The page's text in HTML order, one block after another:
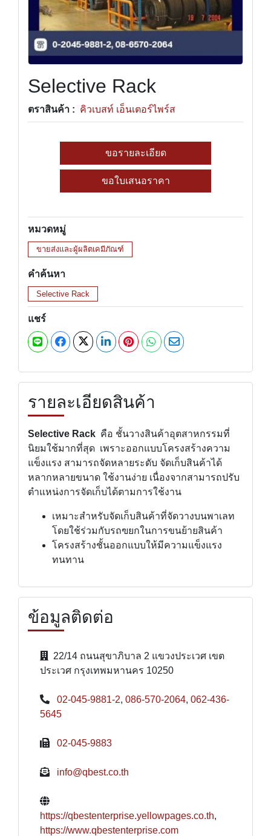
Selective Rack
ตราสินค้า : คิวเบสท์ เอ็นเตอร์ไพร์ส
ขอรายละเอียด
ขอใบเสนอราคา
หมวดหมู่
ขายส่งและผู้ผลิตเคมีภัณฑ์
คำค้นหา
Selective Rack
แชร์
รายละเอียดสินค้า
Selective Rack คือ ชั้นวางสินค้าอุตสาหกรรมที่
นิยมใช้มากที่สุด เพราะออกแบบโครงสร้างความ
แข็งแรง สามารถจัดหลายระดับ จัดเก็บสินค้าได้
หลากหลายขนาด ใช้งานง่าย เนื่องจากสามารถปรับ
ตำแหน่งการจัดเก็บได้ตามการใช้งาน
เหมาะสำหรับจัดเก็บสินค้าที่จัดวางบนพาเลท
โดยใช้ร่วมกับรถฃยกในการขนย้ายสินค้า
โครงสร้างชั้นออกแบบให้มีความแข็งแรง
ทนทาน
ข้อมูลติดต่อ
22/14 ถนนสุขาภิบาล 2 แขวงประเวศ เขต
ประเวศ กรุงเทพมหานคร 10250
02-045-9881-2, 086-570-2064, 062-436-
5645
02-045-9883
info@qbest.co.th
https://qbestenterprise.yellowpages.co.th,
https://www.qbestenterprise.com